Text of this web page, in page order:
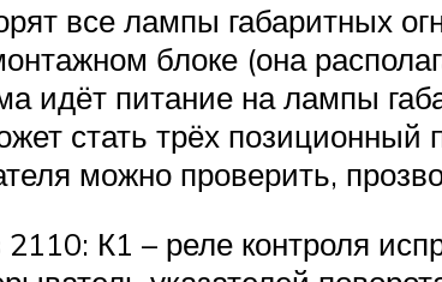
все лампы габаритных
блоке (она
идёт питание на лампы
стать трёх
можно проверить,
К1 – реле контроля